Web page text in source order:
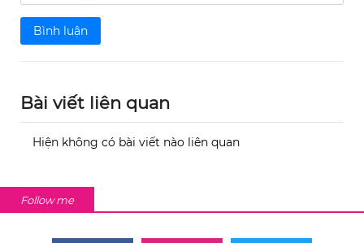
Bình luận
Bài viết liên quan
Hiện không có bài viết nào liên quan
Follow me